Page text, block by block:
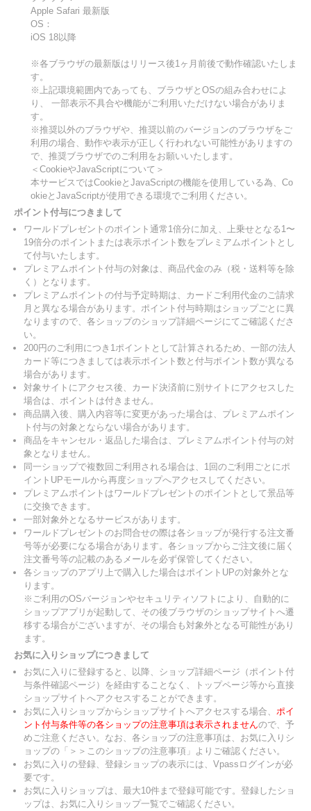
Apple Safari 最新版
OS：
iOS 18以降
※各ブラウザの最新版はリリース後1ヶ月前後で動作確認いたしま
す。
※上記環境範囲内であっても、ブラウザとOSの組み合わせによ
り、 一部表示不具合や機能がご利用いただけない場合がありま
す。
※推奨以外のブラウザや、推奨以前のバージョンのブラウザをご
利用の場合、動作や表示が正しく行われない可能性がありますの
で、推奨ブラウザでのご利用をお願いいたします。
＜CookieやJavaScriptについて＞
本サービスではCookieとJavaScriptの機能を使用している為、Co
okieとJavaScriptが使用できる環境でご利用ください。
ポイント付与につきまして
ワールドプレゼントのポイント通常1倍分に加え、上乗せとなる1〜
19倍分のポイントまたは表示ポイント数をプレミアムポイントとし
て付与いたします。
プレミアムポイント付与の対象は、商品代金のみ（税・送料等を除
く）となります。
プレミアムポイントの付与予定時期は、カードご利用代金のご請求
月と異なる場合があります。ポイント付与時期はショップごとに異
なりますので、各ショップのショップ詳細ページにてご確認くださ
い。
200円のご利用につき1ポイントとして計算されるため、一部の法人
カード等につきましては表示ポイント数と付与ポイント数が異なる
場合があります。
対象サイトにアクセス後、カード決済前に別サイトにアクセスした
場合は、ポイントは付きません。
商品購入後、購入内容等に変更があった場合は、プレミアムポイン
ト付与の対象とならない場合があります。
商品をキャンセル・返品した場合は、プレミアムポイント付与の対
象となりません。
同一ショップで複数回ご利用される場合は、1回のご利用ごとにポ
イントUPモールから再度ショップへアクセスしてください。
プレミアムポイントはワールドプレゼントのポイントとして景品等
に交換できます。
一部対象外となるサービスがあります。
ワールドプレゼントのお問合せの際は各ショップが発行する注文番
号等が必要になる場合があります。各ショップからご注文後に届く
注文番号等の記載のあるメールを必ず保管してください。
各ショップのアプリ上で購入した場合はポイントUPの対象外とな
ります。
※ご利用のOSバージョンやセキュリティソフトにより、自動的に
ショップアプリが起動して、その後ブラウザのショップサイトへ遷
移する場合がございますが、その場合も対象外となる可能性があり
ます。
お気に入りショップにつきまして
お気に入りに登録すると、以降、ショップ詳細ページ（ポイント付
与条件確認ページ）を経由することなく、トップページ等から直接
ショップサイトへアクセスすることができます。
お気に入りショップからショップサイトへアクセスする場合、 ポイ
ント付与条件等の各ショップの注意事項は表示されませんので、予
めご注意ください。なお、各ショップの注意事項は、お気に入りシ
ョップの「＞＞このショップの注意事項」よりご確認ください。
お気に入りの登録、登録ショップの表示には、Vpassログインが必
要です。
お気に入りショップは、最大10件まで登録可能です。登録したショ
ップは、お気に入りショップ一覧でご確認ください。